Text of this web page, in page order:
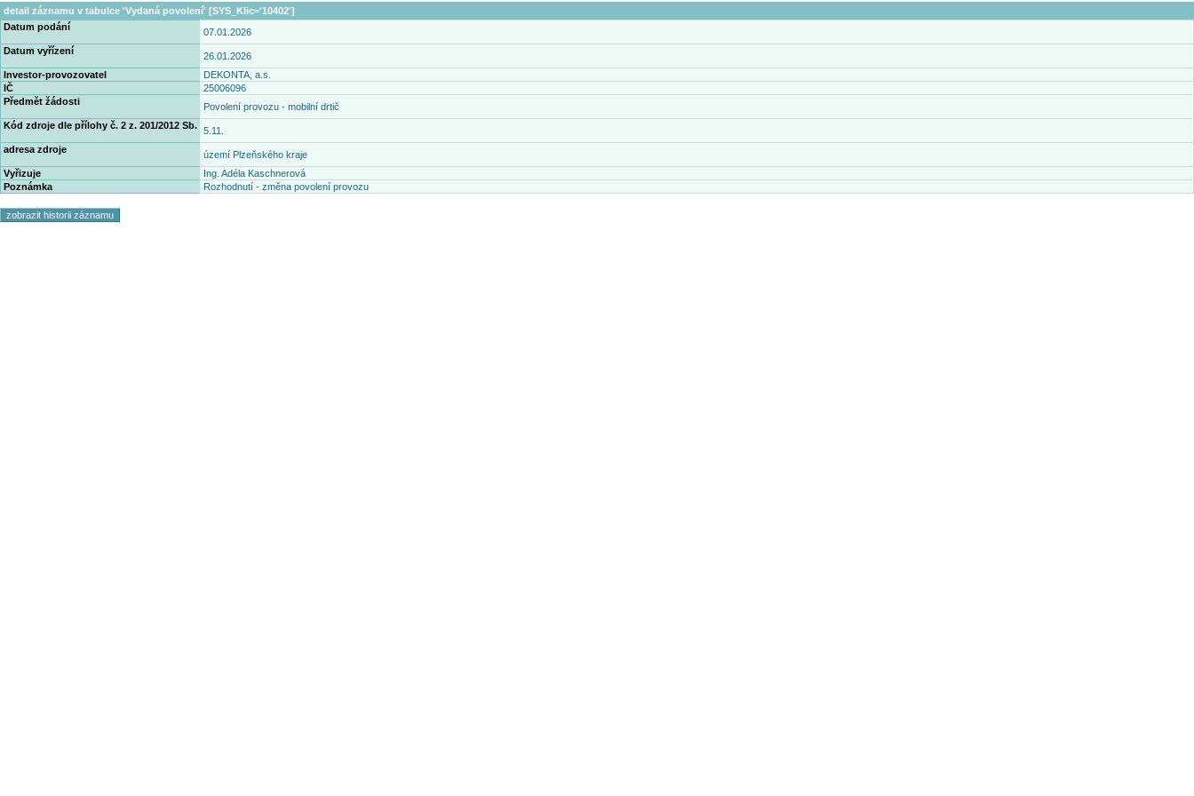
detail záznamu v tabulce 'Vydaná povolení' [SYS_Klic='10402']
Datum podání
07.01.2026
Datum vyřízení
26.01.2026
Investor-provozovatel
DEKONTA, a.s.
IČ
25006096
Předmět žádosti
Povolení provozu - mobilní drtič
Kód zdroje dle přílohy č. 2 z. 201/2012 Sb. 5.11.
adresa zdroje
území Plzeňského kraje
Vyřizuje
Ing. Adéla Kaschnerová
Poznámka
Rozhodnutí - změna povolení provozu